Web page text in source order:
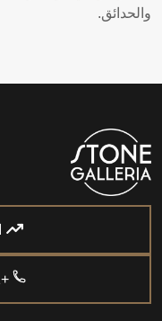
والحدائق.
+91 91458 50909